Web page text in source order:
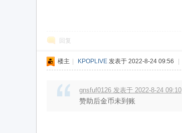
回复
楼主 KPOPLIVE 发表于 2022-8-24 09:56
gnsfuf0126 发表于 2022-8-24 09:10
赞助后金币未到账